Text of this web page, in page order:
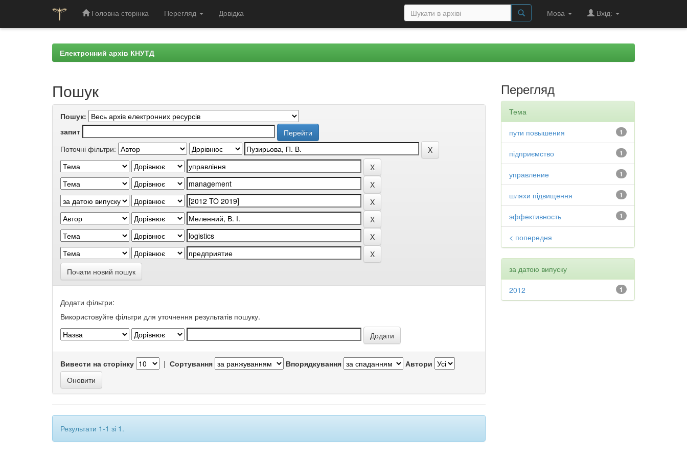
Головна сторінка Перегляд Довідка Мова Вхід:
Електронний архів КНУТД
Пошук
Пошук:
запит
Поточні фільтри:
Почати новий пошук
Додати фільтри:
Використовуйте фільтри для уточнення результатів пошуку.
Вивести на сторінку | Сортування Впорядкування Автори
Результати 1-1 зі 1.
Перегляд
Тема
1
пути повышения
1
підприємство
1
управление
1
шляхи підвищення
1
эффективность
< попередня
за датою випуску
1
2012